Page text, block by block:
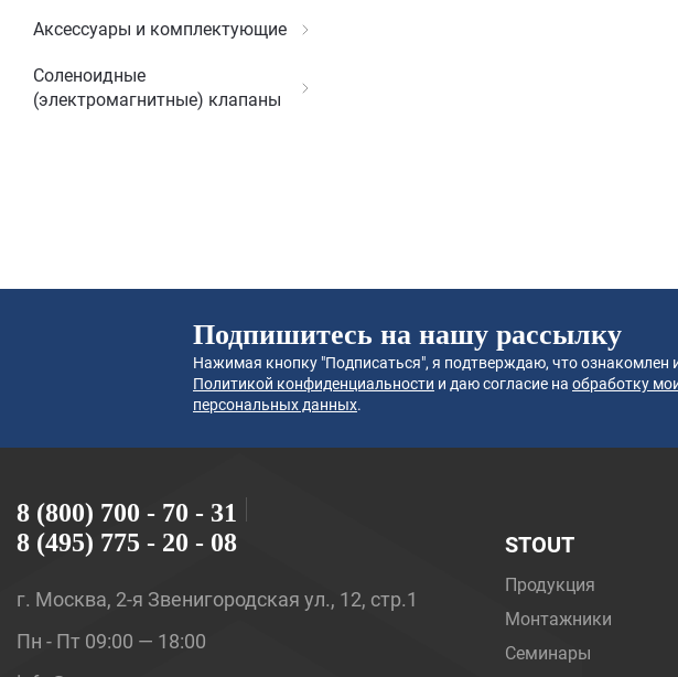
Аксессуары и комплектующие
Соленоидные
(электромагнитные) клапаны
Подпишитесь на нашу рассылку
Нажимая кнопку "Подписаться", я подтверждаю, что ознакомлен
Политикой конфиденциальности и даю согласие на обработку
персональных данных.
8 (800) 700 - 70 - 31
8 (495) 775 - 20 - 08
г. Москва, 2-я Звенигородская ул., 12, стр.1
Пн - Пт 09:00 — 18:00
STOUT
Продукция
Монтажники
Семинары